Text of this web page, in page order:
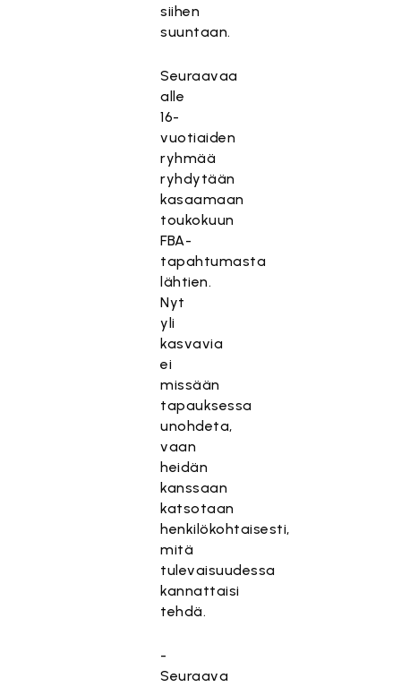
siihen
suuntaan.
Seuraavaa
alle
16-
vuotiaiden
ryhmää
ryhdytään
kasaamaan
toukokuun
FBA-
tapahtumasta
lähtien.
Nyt
yli
kasvavia
ei
missään
tapauksessa
unohdeta,
vaan
heidän
kanssaan
katsotaan
henkilökohtaisesti,
mitä
tulevaisuudessa
kannattaisi
tehdä.
-
Seuraava